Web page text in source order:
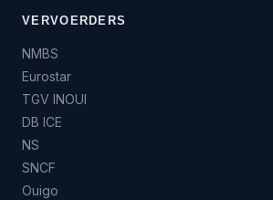
VERVOERDERS
NMBS
Eurostar
TGV INOUI
DB ICE
NS
SNCF
Ouigo